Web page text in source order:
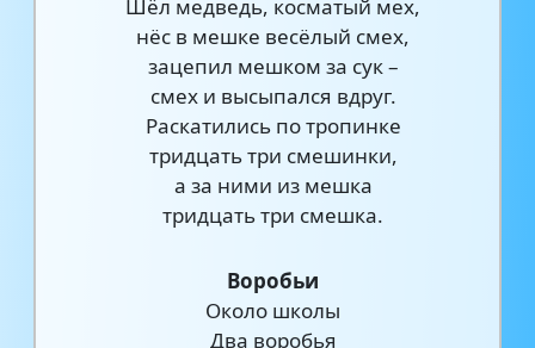
Шёл медведь, косматый мех,
нёс в мешке весёлый смех,
зацепил мешком за сук –
смех и высыпался вдруг.
Раскатились по тропинке
тридцать три смешинки,
а за ними из мешка
тридцать три смешка.
Воробьи
Около школы
Два воробья